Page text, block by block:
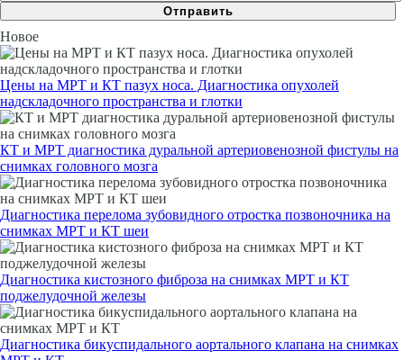
Новое
Цены на МРТ и КТ пазух носа. Диагностика опухолей
надскладочного пространства и глотки
КТ и МРТ диагностика дуральной артериовенозной фистулы на
снимках головного мозга
Диагностика перелома зубовидного отростка позвоночника на
снимках МРТ и КТ шеи
Диагностика кистозного фиброза на снимках МРТ и КТ
поджелудочной железы
Диагностика бикуспидального аортального клапана на снимках